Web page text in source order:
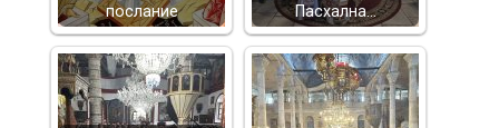
послание
Пасхална…